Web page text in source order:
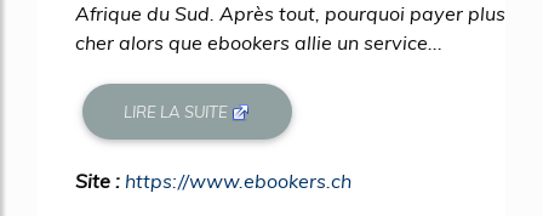
Afrique du Sud. Après tout, pourquoi payer plus
cher alors que ebookers allie un service...
LIRE LA SUITE
Site : https://www.ebookers.ch